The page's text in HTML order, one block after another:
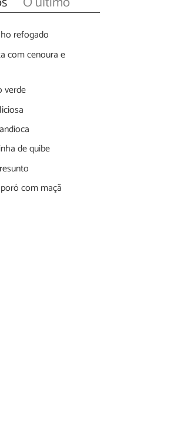
refogado
com cenoura e
verde
de quibe
com maçã